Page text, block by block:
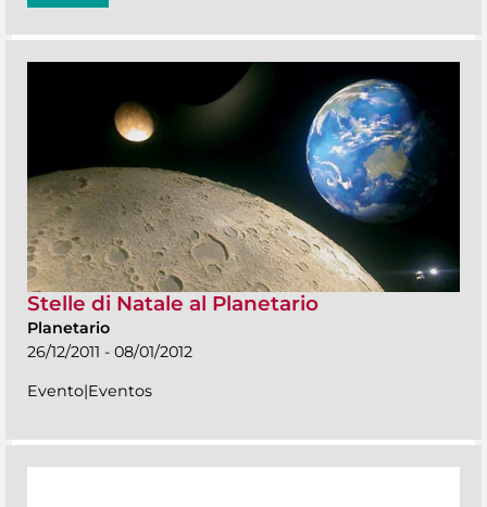
Stelle di Natale al Planetario
Planetario
26/12/2011 - 08/01/2012
Evento|Eventos